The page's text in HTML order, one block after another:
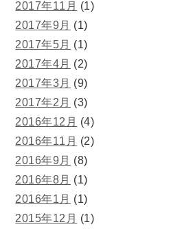
2017年11月 (1)
2017年9月 (1)
2017年5月 (1)
2017年4月 (2)
2017年3月 (9)
2017年2月 (3)
2016年12月 (4)
2016年11月 (2)
2016年9月 (8)
2016年8月 (1)
2016年1月 (1)
2015年12月 (1)